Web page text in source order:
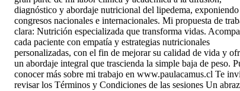
diagnóstico y abordaje nutricional del lipedema,
congresos nacionales e internacionales. Mi propuesta de
clara: Nutrición especializada que transforma vidas.
cada paciente con empatía y estrategias nutricionales
personalizadas, con el fin de mejorar su calidad de vida y
un abordaje integral que trascienda la simple baja de peso.
conocer más sobre mi trabajo en www.paulacamus.cl Te
revisar los Términos y Condiciones de las sesiones Un